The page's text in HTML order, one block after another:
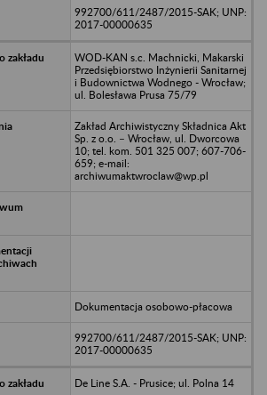
992700/611/2487/2015-SAK; UNP:
2017-00000635
WOD-KAN s.c. Machnicki, Makarski
Przedsiębiorstwo Inżynierii Sanitarnej
i Budownictwa Wodnego - Wrocław;
ul. Bolesława Prusa 75/79
Zakład Archiwistyczny Składnica Akt
Sp. z o.o. – Wrocław, ul. Dworcowa
10; tel. kom. 501 325 007; 607-706-
659; e-mail:
archiwumaktwroclaw@wp.pl
Dokumentacja osobowo-płacowa
992700/611/2487/2015-SAK; UNP:
2017-00000635
De Line S.A. - Prusice; ul. Polna 14